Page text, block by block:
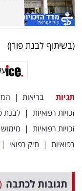
(בשיתוף לבנת פורן)
תגיות בריאות |
זכויות רפואיות | לבנת
זכויות רפואיות | מימוש
רפואיות | תיק רפואי |
תגובות לכתבה (0)